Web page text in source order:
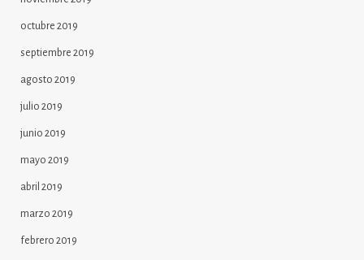
octubre 2019
septiembre 2019
agosto 2019
julio 2019
junio 2019
mayo 2019
abril 2019
marzo 2019
febrero 2019